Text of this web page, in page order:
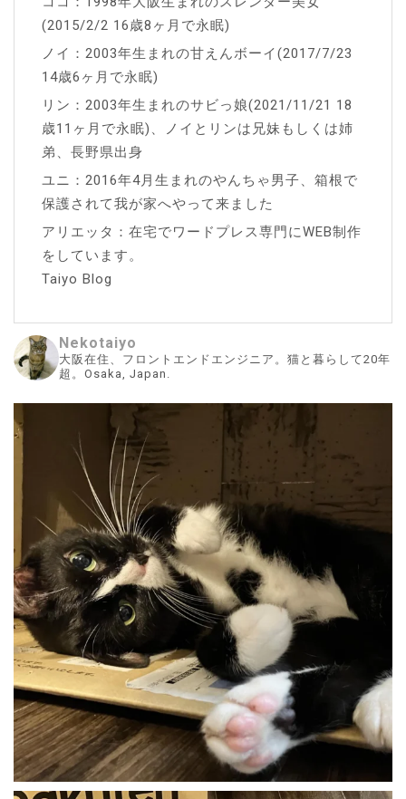
(2015/2/2 16歳8ヶ月で永眠)
ノイ：2003年生まれの甘えんボーイ(2017/7/23
14歳6ヶ月で永眠)
リン：2003年生まれのサビっ娘(2021/11/21 18
歳11ヶ月で永眠)、ノイとリンは兄妹もしくは姉
弟、長野県出身
ユニ：2016年4月生まれのやんちゃ男子、箱根で
保護されて我が家へやって来ました
アリエッタ：在宅でワードプレス専門にWEB制作
をしています。
Taiyo Blog
Nekotaiyo
大阪在住、フロントエンドエンジニア。猫と暮らして20年
超。Osaka, Japan.